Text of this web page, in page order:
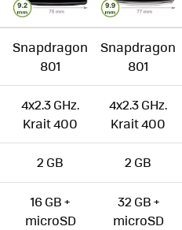
Snapdragon
801
Snapdragon
801
4x2.3 GHz.
Krait 400
4x2.3 GHz.
Krait 400
2 GB 2 GB
16 GB +
microSD
32 GB +
microSD